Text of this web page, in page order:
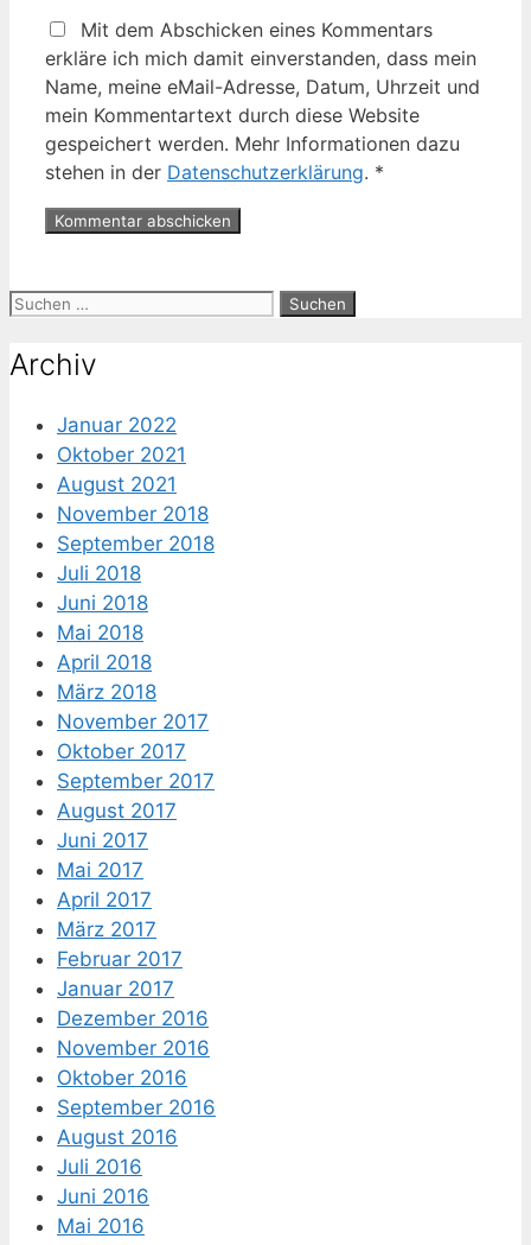
Mit dem Abschicken eines Kommentars
erkläre ich mich damit einverstanden, dass mein
Name, meine eMail-Adresse, Datum, Uhrzeit und
mein Kommentartext durch diese Website
gespeichert werden. Mehr Informationen dazu
stehen in der Datenschutzerklärung. *
Suche
Archiv
Januar 2022
Oktober 2021
August 2021
November 2018
September 2018
Juli 2018
Juni 2018
Mai 2018
April 2018
März 2018
November 2017
Oktober 2017
September 2017
August 2017
Juni 2017
Mai 2017
April 2017
März 2017
Februar 2017
Januar 2017
Dezember 2016
November 2016
Oktober 2016
September 2016
August 2016
Juli 2016
Juni 2016
Mai 2016